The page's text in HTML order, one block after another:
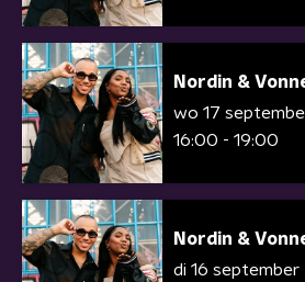
Nordin &
wo 17
16:00 - 19:00
Nordin &
di 16